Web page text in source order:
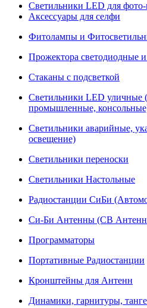
Светильники LED для
Аксессуары для селфи
Фитолампы и
Прожектора светодиодные
Стаканы с подсветкой
Светильники LED уличные
промышленные,
Светильники аварийные,
освещение)
Светильники переноски
Светильники Настольные
Радиостанции СиБи
Си-Би Антенны (СВ
Программаторы
Портативные Радиостанции
Кронштейны для Антенн
Динамики, гарнитуры,